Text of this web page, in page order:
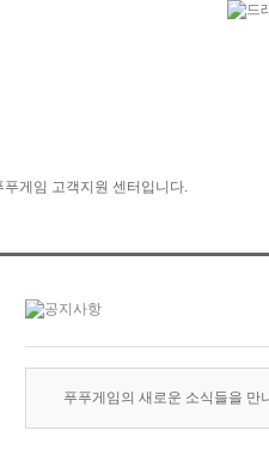
푸푸게임의 새로운 소식들을 만